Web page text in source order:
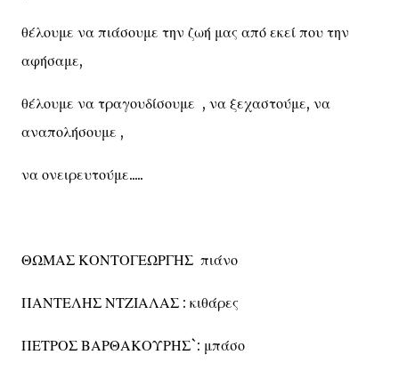
θέλουμε να πιάσουμε την ζωή μας από εκεί που την
αφήσαμε,
θέλουμε να τραγουδίσουμε , να ξεχαστούμε, να
αναπολήσουμε ,
να ονειρευτούμε.....
ΘΩΜΑΣ ΚΟΝΤΟΓΕΩΡΓΗΣ πιάνο
ΠΑΝΤΕΛΗΣ ΝΤΖΙΑΛΑΣ : κιθάρες
ΠΕΤΡΟΣ ΒΑΡΘΑΚΟΥΡΗΣ`: μπάσο